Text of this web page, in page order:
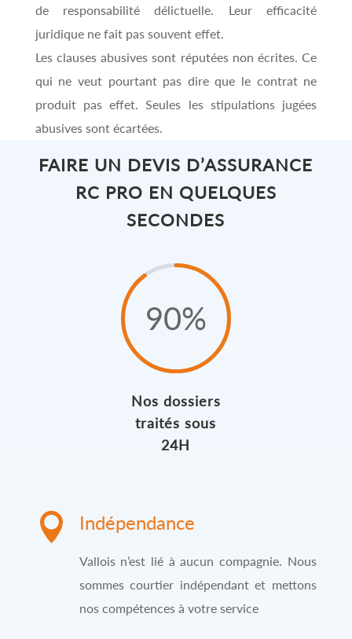
de responsabilité délictuelle. Leur efficacité
juridique ne fait pas souvent effet.
Les clauses abusives sont réputées non écrites. Ce
qui ne veut pourtant pas dire que le contrat ne
produit pas effet. Seules les stipulations jugées
abusives sont écartées.
FAIRE UN DEVIS D’ASSURANCE
RC PRO EN QUELQUES
SECONDES
90%
Nos dossiers
traités sous
24H
 Indépendance
Vallois n’est lié à aucun compagnie. Nous
sommes courtier indépendant et mettons
nos compétences à votre service